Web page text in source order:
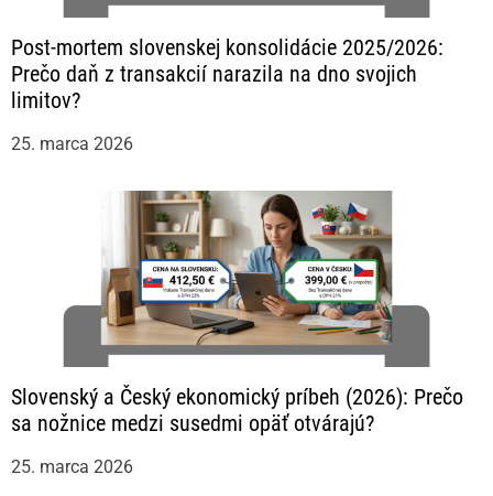
Post-mortem slovenskej konsolidácie 2025/2026:
Prečo daň z transakcií narazila na dno svojich
limitov?
25. marca 2026
Slovenský a Český ekonomický príbeh (2026): Prečo
sa nožnice medzi susedmi opäť otvárajú?
25. marca 2026